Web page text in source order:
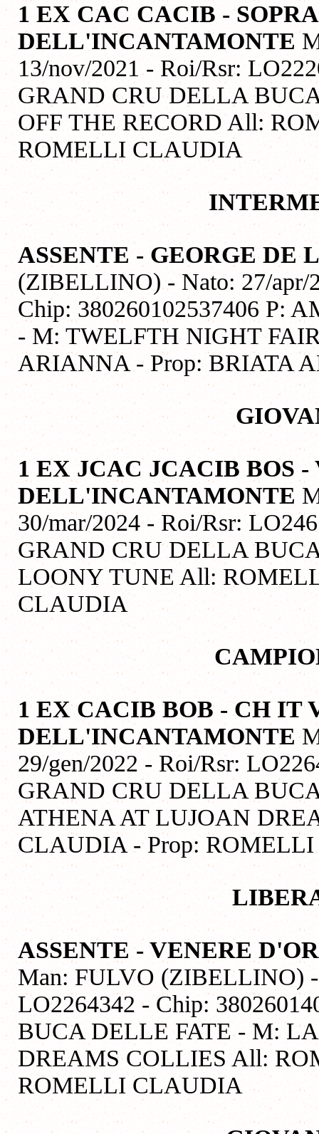
1 EX CAC CACIB -
DELL'INCANTAMONTE
13/nov/2021 - Roi/Rsr:
GRAND CRU DELLA
OFF THE RECORD All:
ROMELLI CLAUDIA
ASSENTE - GEORGE DE
(ZIBELLINO) - Nato: 27/apr/
Chip: 380260102537406 P:
- M: TWELFTH NIGHT
ARIANNA - Prop: BRIATA
1 EX JCAC JCACIB BOS
DELL'INCANTAMONTE
30/mar/2024 - Roi/Rsr:
GRAND CRU DELLA
LOONY TUNE All:
CLAUDIA
1 EX CACIB BOB - CH IT
DELL'INCANTAMONTE
29/gen/2022 - Roi/Rsr:
GRAND CRU DELLA
ATHENA AT LUJOAN
CLAUDIA - Prop:
ASSENTE - VENERE
Man: FULVO (ZIBELLINO) -
LO2264342 - Chip:
BUCA DELLE FATE - M:
DREAMS COLLIES All:
ROMELLI CLAUDIA